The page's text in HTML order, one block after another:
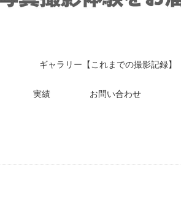
ギャラリー【これまでの撮影記録】
実績 お問い合わせ